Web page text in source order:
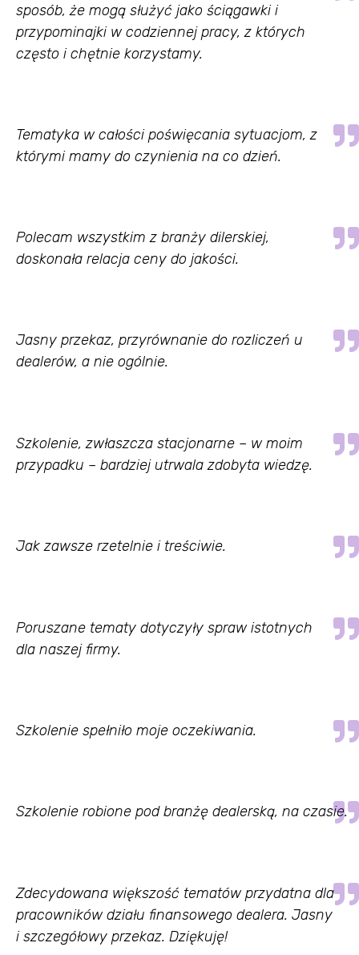
sposób, że mogą służyć jako ściągawki i
przypominajki w codziennej pracy, z których
często i chętnie korzystamy.
Tematyka w całości poświęcania sytuacjom, z
którymi mamy do czynienia na co dzień.
Polecam wszystkim z branży dilerskiej,
doskonała relacja ceny do jakości.
Jasny przekaz, przyrównanie do rozliczeń u
dealerów, a nie ogólnie.
Szkolenie, zwłaszcza stacjonarne – w moim
przypadku – bardziej utrwala zdobyta wiedzę.
Jak zawsze rzetelnie i treściwie.
Poruszane tematy dotyczyły spraw istotnych
dla naszej firmy.
Szkolenie spełniło moje oczekiwania.
Szkolenie robione pod branżę dealerską, na czasie.
Zdecydowana większość tematów przydatna dla
pracowników działu finansowego dealera. Jasny
i szczegółowy przekaz. Dziękuję!